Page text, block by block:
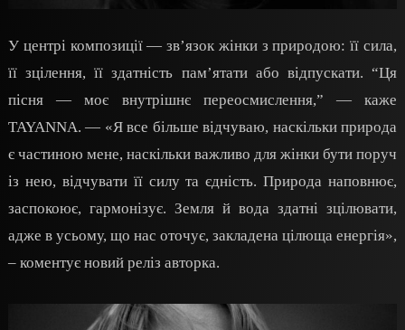
У центрі композиції — зв’язок жінки з природою: її сила,
її зцілення, її здатність пам’ятати або відпускати. “Ця
пісня — моє внутрішнє переосмислення,” — каже
TAYANNA. — «Я все більше відчуваю, наскільки природа
є частиною мене, наскільки важливо для жінки бути поруч
із нею, відчувати її силу та єдність. Природа наповнює,
заспокоює, гармонізує. Земля й вода здатні зцілювати,
адже в усьому, що нас оточує, закладена цілюща енергія»,
– коментує новий реліз авторка.